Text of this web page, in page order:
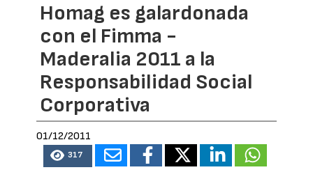
Homag es galardonada
con el Fimma -
Maderalia 2011 a la
Responsabilidad Social
Corporativa
01/12/2011
317